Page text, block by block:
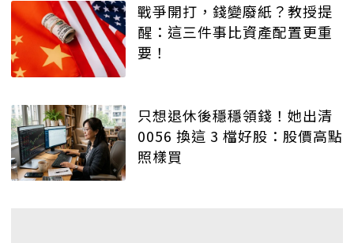
戰爭開打，錢變廢紙？教授提
醒：這三件事比資產配置更重
要！
只想退休後穩穩領錢！她出清
0056 換這 3 檔好股：股價高點
照樣買